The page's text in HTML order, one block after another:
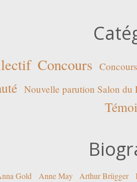
Concours
Nouvelle parution Salon du
Gold Anne May Arthur Brügger